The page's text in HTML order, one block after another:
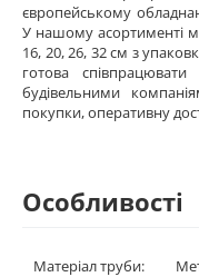
європейському
У нашому асортименті
16, 20, 26, 32 см з
готова
будівельними
покупки, оперативну
Особливості
Матеріал труби: